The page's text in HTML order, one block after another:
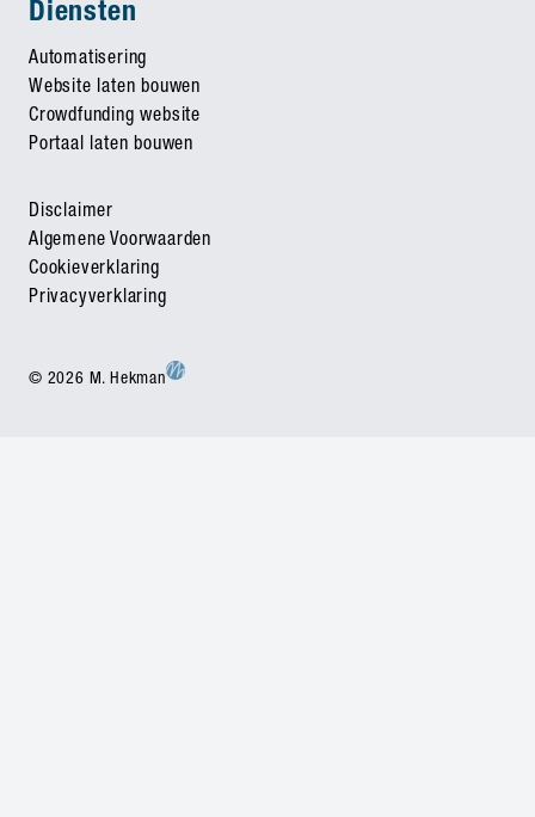
Disclaimer
Algemene Voorwaarden
Cookieverklaring
Privacyverklaring
Diensten
Automatisering
Website laten bouwen
Crowdfunding website
Portaal laten bouwen
© 2026 M. Hekman